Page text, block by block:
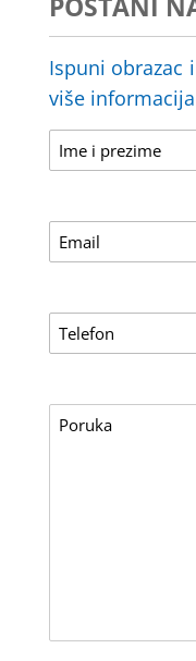
Ispuni obrazac
više informacija